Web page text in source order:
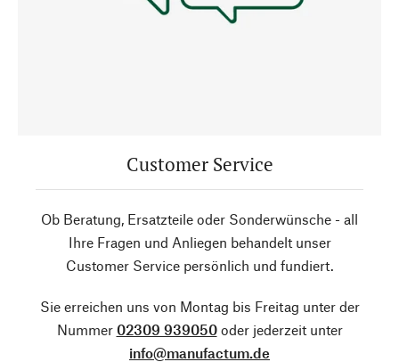
Customer Service
Ob Beratung, Ersatzteile oder Sonderwünsche - all
Ihre Fragen und Anliegen behandelt unser
Customer Service persönlich und fundiert.
Sie erreichen uns von Montag bis Freitag unter der
Nummer 02309 939050oder jederzeit unter
info@manufactum.de